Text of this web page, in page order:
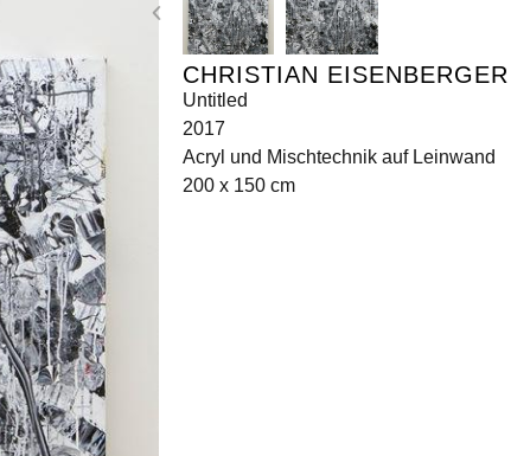
CHRISTIAN EISENBERGER
Untitled
2017
Acryl und Mischtechnik auf Leinwand
200 x 150 cm